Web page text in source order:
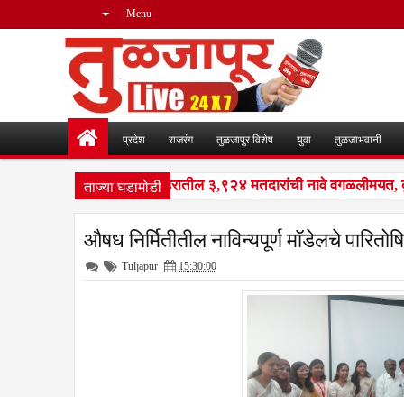
Menu
प्रदेश राजरंग तुळजापुर विशेष युवा तुळजाभवानी
ताज्या घडामोडी
मोहीम : नळदुर्ग शहरातील ३,९२४ मतदारांची नावे वगळलीमयत,
औषध निर्मितीतील नाविन्यपूर्ण मॉडेलचे
Tuljapur 15:30:00